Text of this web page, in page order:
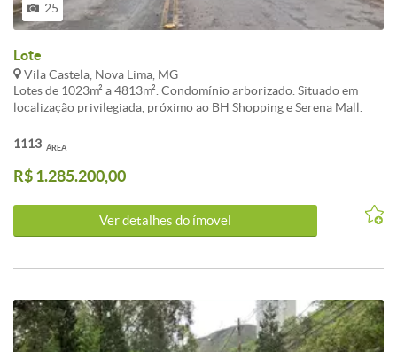
25
Lote
Vila Castela, Nova Lima, MG
Lotes de 1023m² a 4813m². Condomínio arborizado. Situado em
localização privilegiada, próximo ao BH Shopping e Serena Mall.
Vila Castela II, segunda fase do condomínio Vila Castela. Situado em
Alameda Oscar NiemeyeRua Aproveite a oportunidade de
do condomínio Vila Castela. Lote de 1469m².
ÁREA
1113
R$ 1.285.200,00
Ver detalhes do ímovel